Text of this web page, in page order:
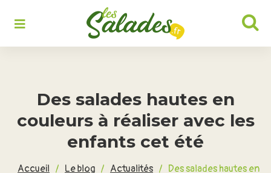
Des salades hautes en
couleurs à réaliser avec les
enfants cet été
Accueil / Le blog / Actualités / Des salades hautes en